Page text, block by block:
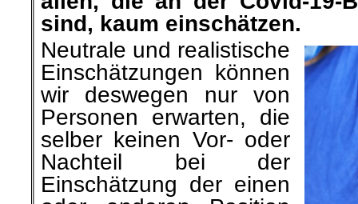
sind, kaum einschätzen.
Neutrale und realistische
Einschätzungen können
wir deswegen nur von
Personen erwarten, die
selber keinen Vor- oder
Nachteil bei der
Einschätzung der einen